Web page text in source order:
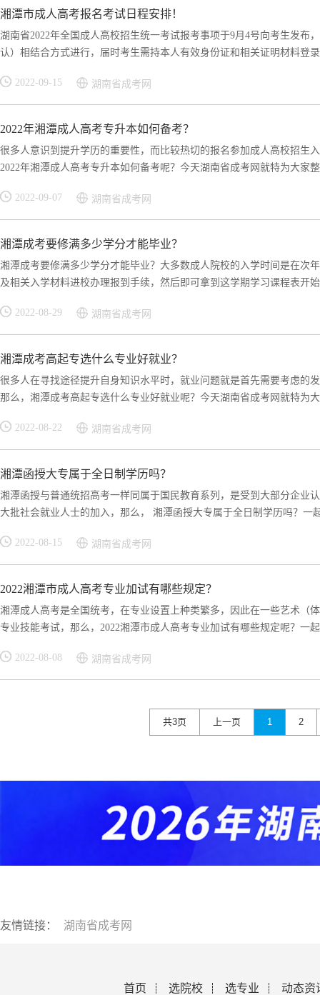
湘潭市成人高考报名考试日程安排！
湖南省2022年全国成人高校招生统一考试报考事项于9月4号向考生发布
认）相结合方式进行，届时考生需持本人有效身份证和相关证明材料登
2022-09-15 湖南省成考网
2022年湘潭成人高考专升本如何备考？
很多人意识到提升学历的重要性，而比较热切的报名参加成人高校招生
2022年湘潭成人高考专升本如何备考呢？今天湖南省成考网就特为大家
2022-09-07 湖南省成考网
湘潭成考要修满多少学分才能毕业？
湘潭成考要修满多少学分才能毕业？大多数成人院校的入学时间是在次
及相关入学材料进校办理报到手续，然后即可拿到这学期学习课程表开
2022-08-29 湖南省成考网
湘潭成考高起专选什么专业好就业？
很多人在寻找途径提升自身知识水平时，就业问题就是首先需要考虑的
那么，湘潭成考高起专选什么专业好就业呢？今天湖南省成考网就特为
2022-08-22 湖南省成考网
湘潭函授大专属于全日制学历吗？
湘潭函授与普通统招高考一样同属于国民教育系列，是受到大部分企业
大批社会就业人士的加入，那么， 湘潭函授大专属于全日制学历吗？一
2022-08-15 湖南省成考网
2022湘潭市成人高考专业加试有哪些规定？
湘潭成人高考是全国统考，在专业设置上种类繁多，因此在一些艺术（
专业技能考试，那么，2022湘潭市成人高考专业加试有哪些规定呢？一
2022-08-08 湖南省成考网
共3页 上一页 1 2
友情链接： 湖南省成考网
首页 选院校 选专业
动态资